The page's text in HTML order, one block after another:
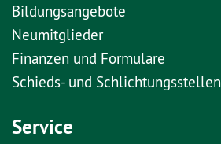
Bildungsangebote
Neumitglieder
Finanzen und Formulare
Schieds- und Schlichtungsstellen
Service